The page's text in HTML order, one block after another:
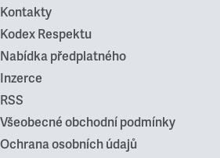
Kontakty
Kodex Respektu
Nabídka předplatného
Inzerce
RSS
Všeobecné obchodní podmínky
Ochrana osobních údajů